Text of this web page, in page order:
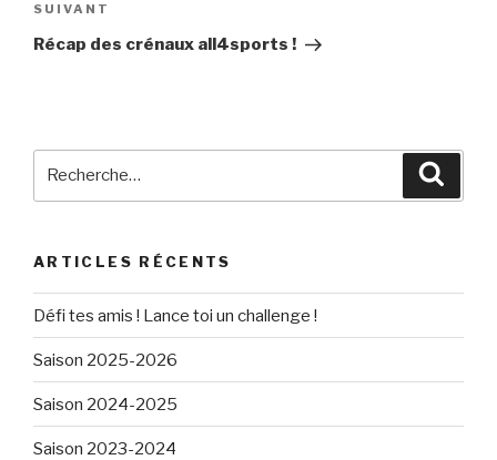
Article
suivant
SUIVANT
Récap des crénaux all4sports !
ARTICLES RÉCENTS
Défi tes amis ! Lance toi un challenge !
Saison 2025-2026
Saison 2024-2025
Saison 2023-2024